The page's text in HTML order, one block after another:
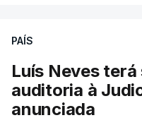
PAÍS
Luís Neves
auditoria à
anunciada